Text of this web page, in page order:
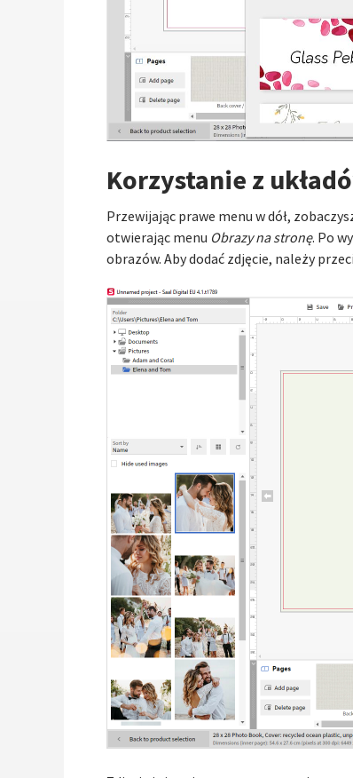
Korzystanie z
Przewijając prawe menu w dół,
otwierając menu Obrazy na stronę. Po
obrazów. Aby dodać zdjęcie, należy